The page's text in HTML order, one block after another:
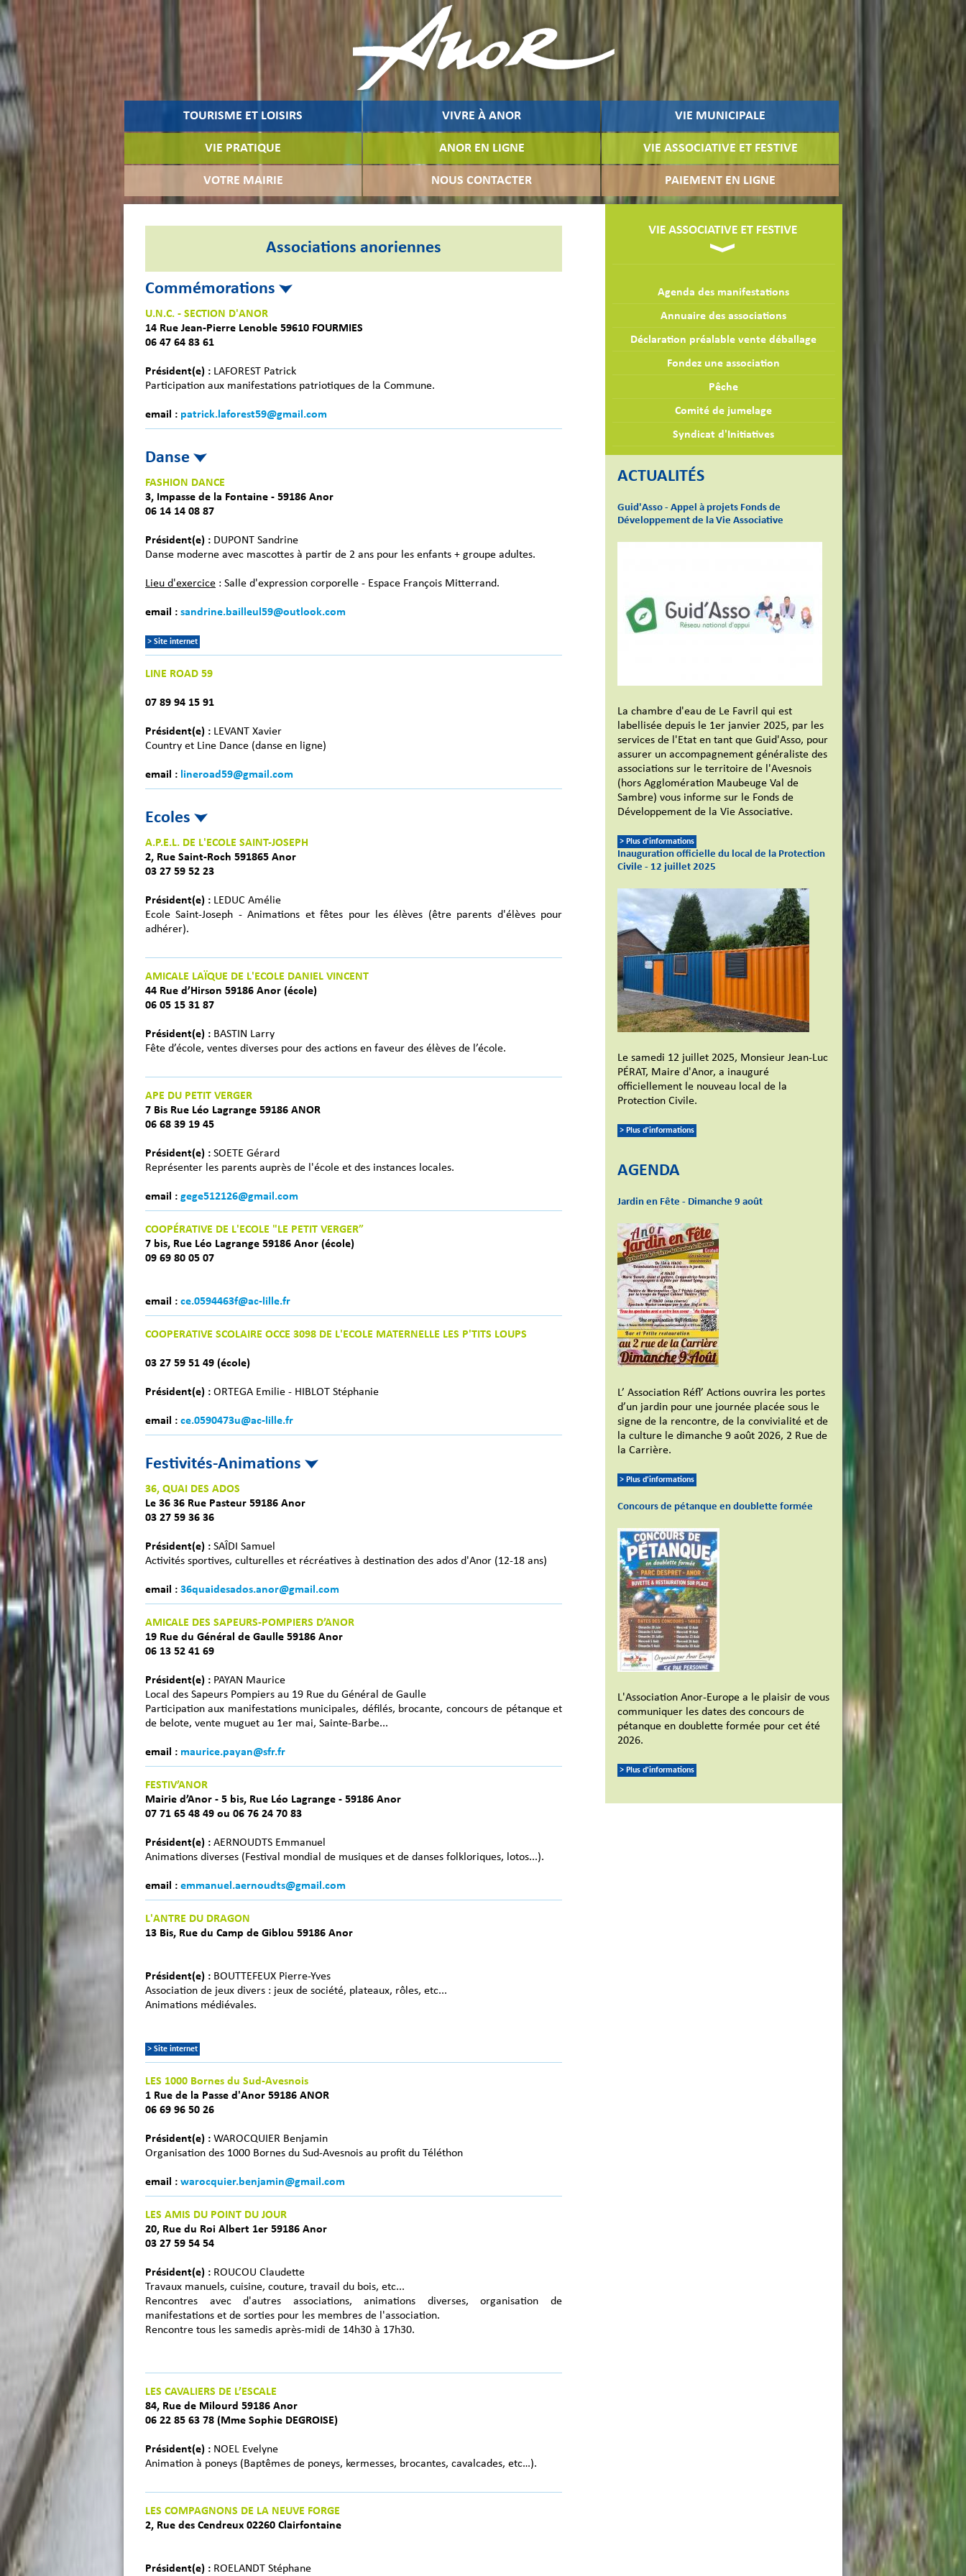
TOURISME ET LOISIRS VIVRE À ANOR VIE MUNICIPALE
VIE PRATIQUE ANOR EN LIGNE VIE ASSOCIATIVE ET FESTIVE
VOTRE MAIRIE NOUS CONTACTER PAIEMENT EN LIGNE
Agenda des manifestations
Annuaire des associations
Déclaration préalable vente déballage
Fondez une association
Pêche
Comité de jumelage
Syndicat d'Initiatives
ACTUALITÉS
Guid'Asso - Appel à projets Fonds de
Développement de la Vie Associative
La chambre d'eau de Le Favril qui est
labellisée depuis le 1er janvier 2025, par les
services de l'Etat en tant que Guid'Asso, pour
assurer un accompagnement généraliste des
associations sur le territoire de l'Avesnois
(hors Agglomération Maubeuge Val de
Sambre) vous informe sur le Fonds de
Développement de la Vie Associative.
> Plus d'informations
Inauguration officielle du local de la Protection
Civile - 12 juillet 2025
Le samedi 12 juillet 2025, Monsieur Jean-Luc
PÉRAT, Maire d'Anor, a inauguré
officiellement le nouveau local de la
Protection Civile.
> Plus d'informations
AGENDA
Jardin en Fête - Dimanche 9 août
L’ Association Réfl’ Actions ouvrira les portes
d’un jardin pour une journée placée sous le
signe de la rencontre, de la convivialité et de
la culture le dimanche 9 août 2026, 2 Rue de
la Carrière.
> Plus d'informations
Concours de pétanque en doublette formée
L'Association Anor-Europe a le plaisir de vous
communiquer les dates des concours de
pétanque en doublette formée pour cet été
2026.
> Plus d'informations
Associations anoriennes
Commémorations
U.N.C. - SECTION D'ANOR
14 Rue Jean-Pierre Lenoble 59610 FOURMIES
06 47 64 83 61
Président(e) : LAFOREST Patrick
Participation aux manifestations patriotiques de la Commune.
email : patrick.laforest59@gmail.com
Danse
FASHION DANCE
3, Impasse de la Fontaine - 59186 Anor
06 14 14 08 87
Président(e) : DUPONT Sandrine
Danse moderne avec mascottes à partir de 2 ans pour les enfants + groupe adultes.
Lieu d'exercice : Salle d'expression corporelle - Espace François Mitterrand.
email : sandrine.bailleul59@outlook.com
> Site internet
LINE ROAD 59
07 89 94 15 91
Président(e) : LEVANT Xavier
Country et Line Dance (danse en ligne)
email : lineroad59@gmail.com
Ecoles
A.P.E.L. DE L'ECOLE SAINT-JOSEPH
2, Rue Saint-Roch 591865 Anor
03 27 59 52 23
Président(e) : LEDUC Amélie
Ecole Saint-Joseph - Animations et fêtes pour les élèves (être parents d'élèves pour
adhérer).
AMICALE LAÏQUE DE L'ECOLE DANIEL VINCENT
44 Rue d’Hirson 59186 Anor (école)
06 05 15 31 87
Président(e) : BASTIN Larry
Fête d’école, ventes diverses pour des actions en faveur des élèves de l’école.
APE DU PETIT VERGER
7 Bis Rue Léo Lagrange 59186 ANOR
06 68 39 19 45
Président(e) : SOETE Gérard
Représenter les parents auprès de l'école et des instances locales.
email : gege512126@gmail.com
COOPÉRATIVE DE L'ECOLE "LE PETIT VERGER”
7 bis, Rue Léo Lagrange 59186 Anor (école)
09 69 80 05 07
email : ce.0594463f@ac-lille.fr
COOPERATIVE SCOLAIRE OCCE 3098 DE L'ECOLE MATERNELLE LES P'TITS LOUPS
03 27 59 51 49 (école)
Président(e) : ORTEGA Emilie - HIBLOT Stéphanie
email : ce.0590473u@ac-lille.fr
Festivités-Animations
36, QUAI DES ADOS
Le 36 36 Rue Pasteur 59186 Anor
03 27 59 36 36
Président(e) : SAÎDI Samuel
Activités sportives, culturelles et récréatives à destination des ados d'Anor (12-18 ans)
email : 36quaidesados.anor@gmail.com
AMICALE DES SAPEURS-POMPIERS D’ANOR
19 Rue du Général de Gaulle 59186 Anor
06 13 52 41 69
Président(e) : PAYAN Maurice
Local des Sapeurs Pompiers au 19 Rue du Général de Gaulle
Participation aux manifestations municipales, défilés, brocante, concours de pétanque et
de belote, vente muguet au 1er mai, Sainte-Barbe...
email : maurice.payan@sfr.fr
FESTIV’ANOR
Mairie d’Anor - 5 bis, Rue Léo Lagrange - 59186 Anor
07 71 65 48 49 ou 06 76 24 70 83
Président(e) : AERNOUDTS Emmanuel
Animations diverses (Festival mondial de musiques et de danses folkloriques, lotos...).
email : emmanuel.aernoudts@gmail.com
L'ANTRE DU DRAGON
13 Bis, Rue du Camp de Giblou 59186 Anor
Président(e) : BOUTTEFEUX Pierre-Yves
Association de jeux divers : jeux de société, plateaux, rôles, etc...
Animations médiévales.
> Site internet
LES 1000 Bornes du Sud-Avesnois
1 Rue de la Passe d'Anor 59186 ANOR
06 69 96 50 26
Président(e) : WAROCQUIER Benjamin
Organisation des 1000 Bornes du Sud-Avesnois au profit du Téléthon
email : warocquier.benjamin@gmail.com
LES AMIS DU POINT DU JOUR
20, Rue du Roi Albert 1er 59186 Anor
03 27 59 54 54
Président(e) : ROUCOU Claudette
Travaux manuels, cuisine, couture, travail du bois, etc...
Rencontres avec d'autres associations, animations diverses, organisation de
manifestations et de sorties pour les membres de l'association.
Rencontre tous les samedis après-midi de 14h30 à 17h30.
LES CAVALIERS DE L’ESCALE
84, Rue de Milourd 59186 Anor
06 22 85 63 78 (Mme Sophie DEGROISE)
Président(e) : NOEL Evelyne
Animation à poneys (Baptêmes de poneys, kermesses, brocantes, cavalcades, etc…).
LES COMPAGNONS DE LA NEUVE FORGE
2, Rue des Cendreux 02260 Clairfontaine
Président(e) : ROELANDT Stéphane